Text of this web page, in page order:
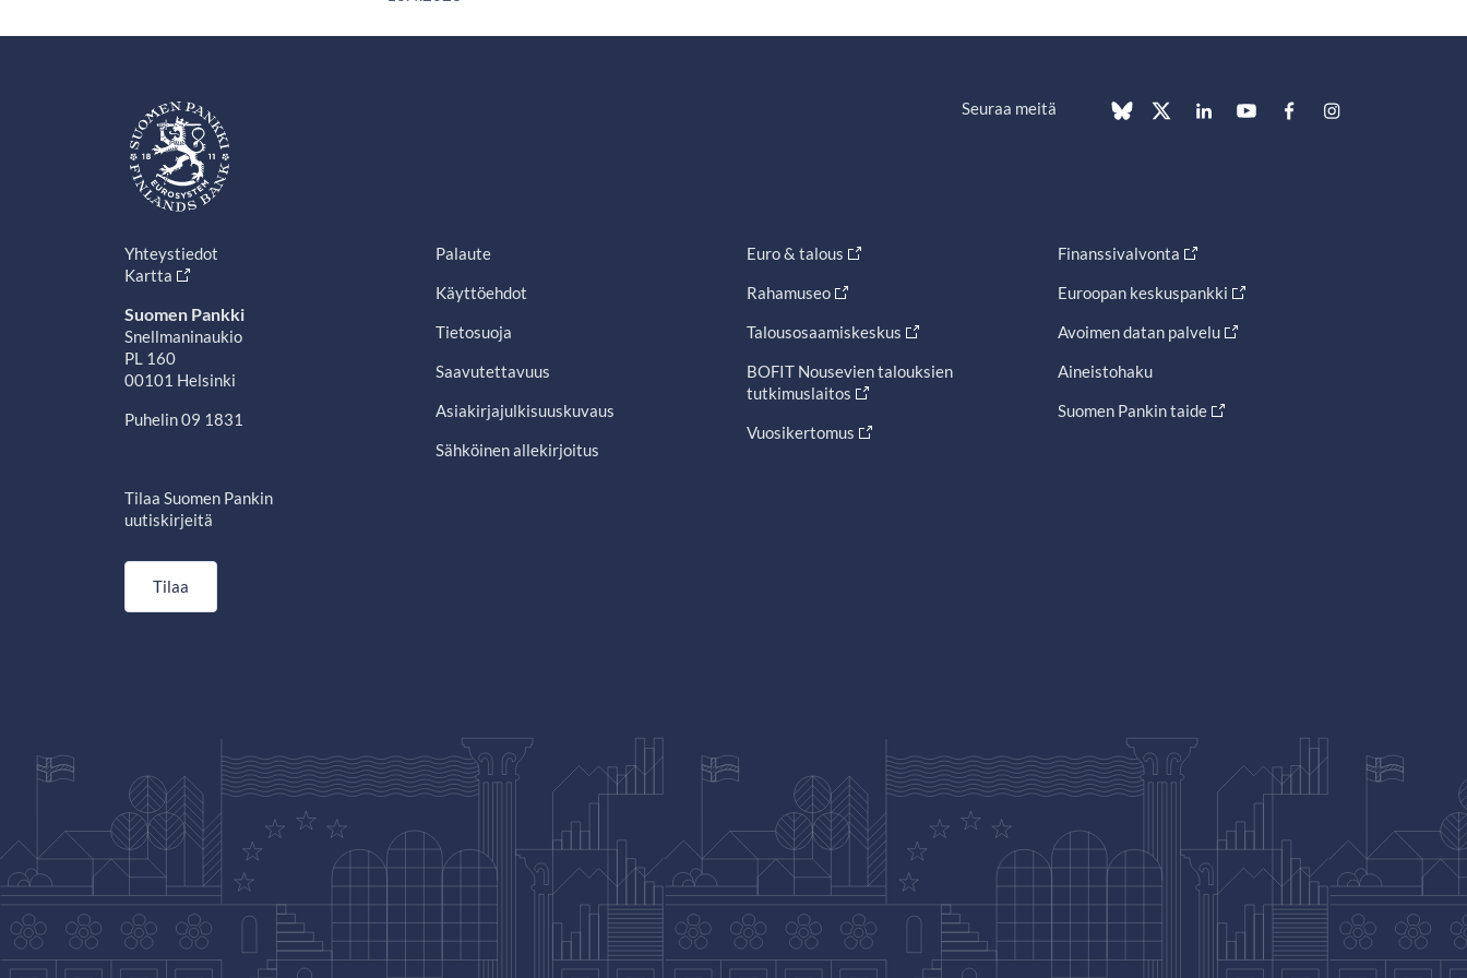
Seuraa meitä
Yhteystiedot
Kartta
Suomen Pankki
Snellmaninaukio
PL 160
00101 Helsinki
Puhelin 09 1831
Tilaa Suomen Pankin
uutiskirjeitä
Tilaa
Palaute
Käyttöehdot
Tietosuoja
Saavutettavuus
Asiakirjajulkisuuskuvaus
Sähköinen allekirjoitus
Euro & talous
Rahamuseo
Talousosaamiskeskus
BOFIT Nousevien talouksien
tutkimuslaitos
Vuosikertomus
Finanssivalvonta
Euroopan keskuspankki
Avoimen datan palvelu
Aineistohaku
Suomen Pankin taide